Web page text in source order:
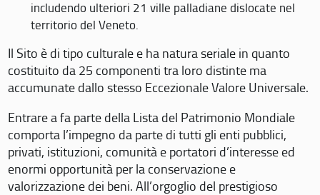
includendo ulteriori 21 ville palladiane dislocate nel
territorio del Veneto.
Il Sito è di tipo culturale e ha natura seriale in quanto
costituito da 25 componenti tra loro distinte ma
accumunate dallo stesso Eccezionale Valore Universale.
Entrare a fa parte della Lista del Patrimonio Mondiale
comporta l’impegno da parte di tutti gli enti pubblici,
privati, istituzioni, comunità e portatori d’interesse ed
enormi opportunità per la conservazione e
valorizzazione dei beni. All’orgoglio del prestigioso